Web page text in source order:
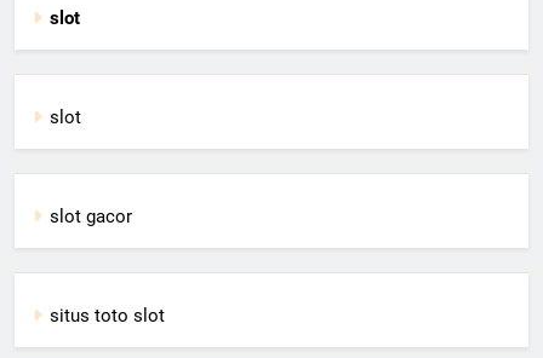
slot
slot
slot gacor
situs toto slot